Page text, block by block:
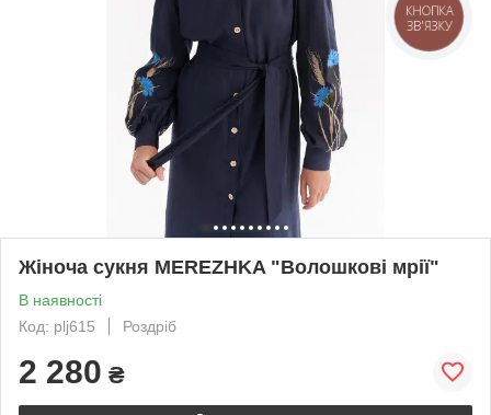
Жіноча сукня MEREZHKA "Волошкові мрії"
В наявності
Код: plj615
Роздріб
2 280 ₴
КНОПКА
ЗВ'ЯЗКУ